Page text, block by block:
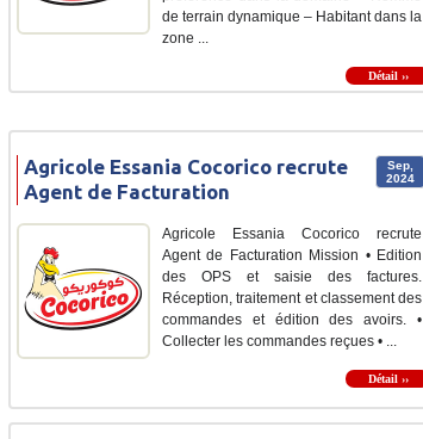
de terrain dynamique – Habitant dans la
zone ...
Détail ››
Sep,
2024
Agricole Essania Cocorico recrute
Agent de Facturation
Agricole Essania Cocorico recrute
Agent de Facturation Mission • Edition
des OPS et saisie des factures.
Réception, traitement et classement des
commandes et édition des avoirs. •
Collecter les commandes reçues • ...
Détail ››